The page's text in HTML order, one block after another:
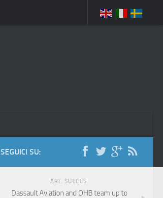
SEGUICI SU:
ART. SUCCES.
Dassault Aviation and OHB team up to